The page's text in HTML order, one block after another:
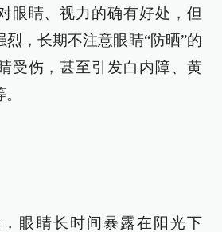
眼睛、视力的确有好处，但
，长期不注意眼睛“防晒”的
受伤，甚至引发白内障、黄
眼睛长时间暴露在阳光下